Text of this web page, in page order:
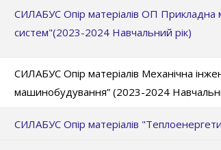
СИЛАБУС Опір матеріалів ОП Прикладна
систем"(2023-2024 Навчальний рік)
СИЛАБУС Опір матеріалів Механічна
машинобудування” (2023-2024
СИЛАБУС Опір матеріалів